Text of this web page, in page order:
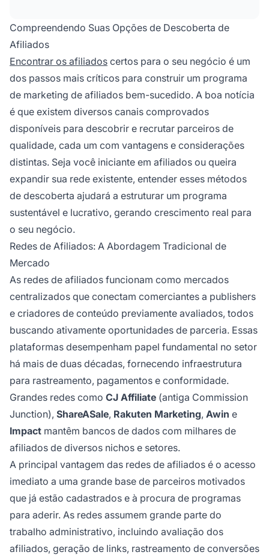
empresas e diretórios de afiliados. Cada
método oferece vantagens diferentes
dependendo das necessidades e recursos do
seu negócio.
Compreendendo Suas Opções de Descoberta de
Afiliados
Encontrar os afiliados certos para o seu negócio é um
dos passos mais críticos para construir um programa
de marketing de afiliados bem-sucedido. A boa notícia
é que existem diversos canais comprovados
disponíveis para descobrir e recrutar parceiros de
qualidade, cada um com vantagens e considerações
distintas. Seja você iniciante em afiliados ou queira
expandir sua rede existente, entender esses métodos
de descoberta ajudará a estruturar um programa
sustentável e lucrativo, gerando crescimento real para
o seu negócio.
Redes de Afiliados: A Abordagem Tradicional de
Mercado
As redes de afiliados funcionam como mercados
centralizados que conectam comerciantes a publishers
e criadores de conteúdo previamente avaliados, todos
buscando ativamente oportunidades de parceria. Essas
plataformas desempenham papel fundamental no setor
há mais de duas décadas, fornecendo infraestrutura
para rastreamento, pagamentos e conformidade.
Grandes redes como CJ Affiliate (antiga Commission
Junction), ShareASale, Rakuten Marketing, Awin e
Impact mantêm bancos de dados com milhares de
afiliados de diversos nichos e setores.
A principal vantagem das redes de afiliados é o acesso
imediato a uma grande base de parceiros motivados
que já estão cadastrados e à procura de programas
para aderir. As redes assumem grande parte do
trabalho administrativo, incluindo avaliação dos
afiliados, geração de links, rastreamento de conversões